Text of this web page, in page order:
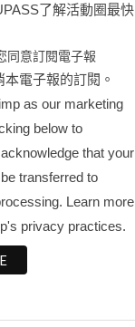
了解活動圈最快
同意訂閱電子報
電子報的訂閱。
as our marketing
below to
that your
transferred to
Learn more
privacy practices.